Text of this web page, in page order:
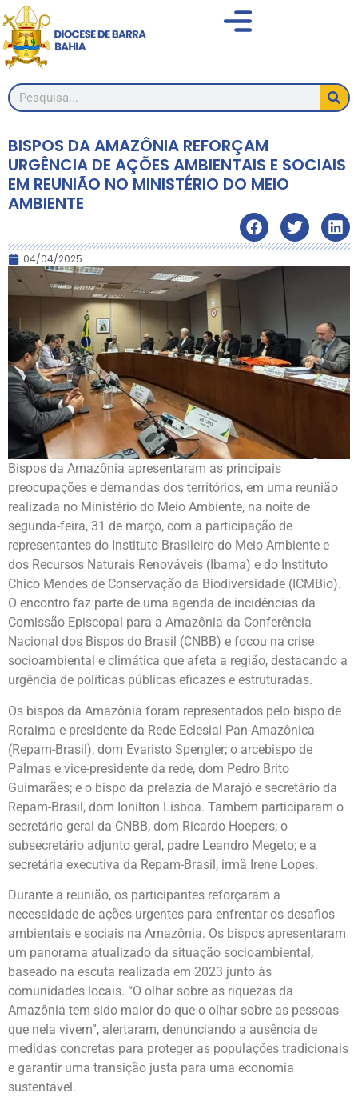
BISPOS DA AMAZÔNIA REFORÇAM
URGÊNCIA DE AÇÕES AMBIENTAIS E SOCIAIS
EM REUNIÃO NO MINISTÉRIO DO MEIO
AMBIENTE
04/04/2025
Bispos da Amazônia apresentaram as principais
preocupações e demandas dos territórios, em uma reunião
realizada no Ministério do Meio Ambiente, na noite de
segunda-feira, 31 de março, com a participação de
representantes do Instituto Brasileiro do Meio Ambiente e
dos Recursos Naturais Renováveis (Ibama) e do Instituto
Chico Mendes de Conservação da Biodiversidade (ICMBio).
O encontro faz parte de uma agenda de incidências da
Comissão Episcopal para a Amazônia da Conferência
Nacional dos Bispos do Brasil (CNBB) e focou na crise
socioambiental e climática que afeta a região, destacando a
urgência de políticas públicas eficazes e estruturadas.
Os bispos da Amazônia foram representados pelo bispo de
Roraima e presidente da Rede Eclesial Pan-Amazônica
(Repam-Brasil), dom Evaristo Spengler; o arcebispo de
Palmas e vice-presidente da rede, dom Pedro Brito
Guimarães; e o bispo da prelazia de Marajó e secretário da
Repam-Brasil, dom Ionilton Lisboa. Também participaram o
secretário-geral da CNBB, dom Ricardo Hoepers; o
subsecretário adjunto geral, padre Leandro Megeto; e a
secretária executiva da Repam-Brasil, irmã Irene Lopes.
Durante a reunião, os participantes reforçaram a
necessidade de ações urgentes para enfrentar os desafios
ambientais e sociais na Amazônia. Os bispos apresentaram
um panorama atualizado da situação socioambiental,
baseado na escuta realizada em 2023 junto às
comunidades locais. “O olhar sobre as riquezas da
Amazônia tem sido maior do que o olhar sobre as pessoas
que nela vivem”, alertaram, denunciando a ausência de
medidas concretas para proteger as populações tradicionais
e garantir uma transição justa para uma economia
sustentável.